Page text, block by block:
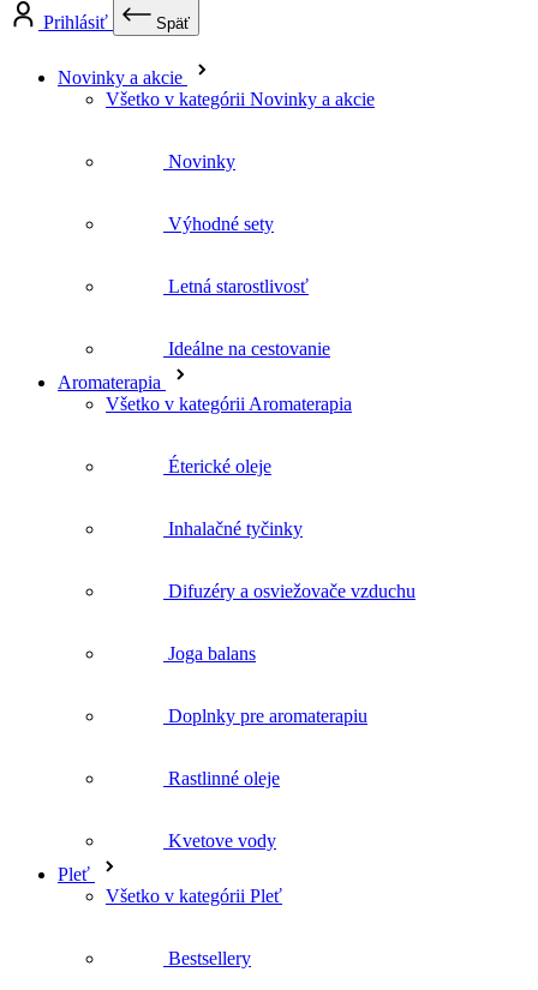
Prihlásiť Späť
Novinky a akcie
Všetko v kategórii Novinky a akcie
Novinky
Výhodné sety
Letná starostlivosť
Ideálne na cestovanie
Aromaterapia
Všetko v kategórii Aromaterapia
Éterické oleje
Inhalačné tyčinky
Difuzéry a osviežovače vzduchu
Joga balans
Doplnky pre aromaterapiu
Rastlinné oleje
Kvetove vody
Pleť
Všetko v kategórii Pleť
Bestsellery